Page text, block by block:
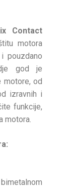
Contact
motora
pouzdano
god je
motore, od
izravnih i
funkcije,
motora.